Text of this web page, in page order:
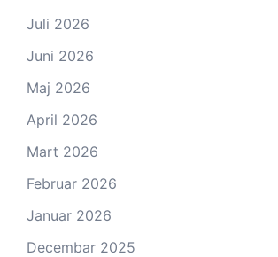
Juli 2026
Juni 2026
Maj 2026
April 2026
Mart 2026
Februar 2026
Januar 2026
Decembar 2025